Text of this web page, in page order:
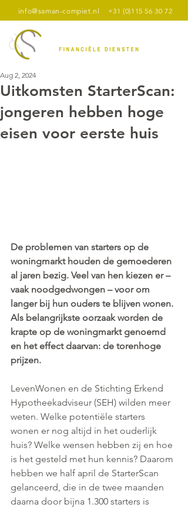
info@saman-compiet.nl +31 (0)115 56 30 72
Uitkomsten StarterScan:
jongeren hebben hoge
eisen voor eerste huis
Aug 2, 2024
De problemen van starters op de
woningmarkt houden de gemoederen
al jaren bezig. Veel van hen kiezen er –
vaak noodgedwongen – voor om
langer bij hun ouders te blijven wonen.
Als belangrijkste oorzaak worden de
krapte op de woningmarkt genoemd
en het effect daarvan: de torenhoge
prijzen.
LevenWonen en de Stichting Erkend
Hypotheekadviseur (SEH) wilden meer
weten. Welke potentiële starters
wonen er nog altijd in het ouderlijk
huis? Welke wensen hebben zij en hoe
is het gesteld met hun kennis? Daarom
hebben we half april de StarterScan
gelanceerd, die in de twee maanden
daarna door bijna 1.300 starters is